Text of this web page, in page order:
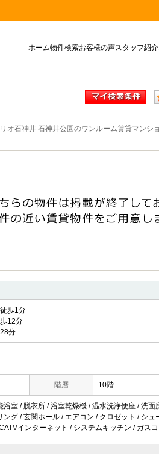
ホーム物件検索お客様の声スタッフ紹介
オ石神井 石神井公園のワンルーム賃貸マンシ
歩1分
12分
分
階層 10階
室 / 脱衣所 / 浴室乾燥機 / 温水洗浄便座 / 洗
ング / 玄関ホール / エアコン / クロゼット / シ
インターネット / システムキッチン / ガス